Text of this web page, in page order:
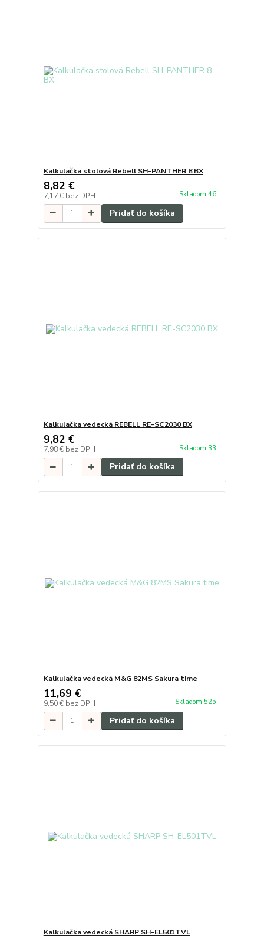
Kalkulačka stolová Rebell SH-PANTHER 8 BX
8,82 €
7,17 € bez DPH Skladom 46
Pridať do košíka
Kalkulačka vedecká REBELL RE-SC2030 BX
9,82 €
7,98 € bez DPH Skladom 33
Pridať do košíka
Kalkulačka vedecká M&G 82MS Sakura time
11,69 €
9,50 € bez DPH Skladom 525
Pridať do košíka
Kalkulačka vedecká SHARP SH-EL501TVL